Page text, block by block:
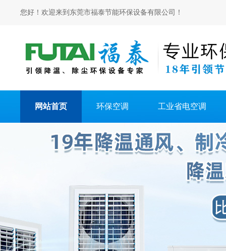
您好！欢迎来到东莞市福泰节能环保设备有限公司！
网站首页 环保空调 工业省电空调